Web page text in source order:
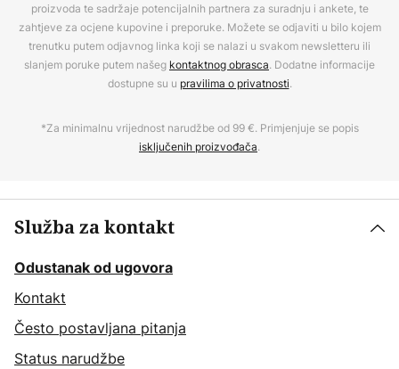
proizvoda te sadržaje potencijalnih partnera za suradnju i ankete, te
zahtjeve za ocjene kupovine i preporuke. Možete se odjaviti u bilo kojem
trenutku putem odjavnog linka koji se nalazi u svakom newsletteru ili
slanjem poruke putem našeg kontaktnog obrasca. Dodatne informacije
dostupne su u pravilima o privatnosti.
*Za minimalnu vrijednost narudžbe od 99 €. Primjenjuje se popis
isključenih proizvođača.
Služba za kontakt
Odustanak od ugovora
Kontakt
Često postavljana pitanja
Status narudžbe